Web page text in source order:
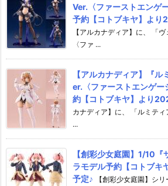
Ver.〈ファーストエンゲ
予約【コトブキヤ】より
【アルカナディア】に、 「
〈ファ ...
【アルカナディア】『
er.〈ファーストエンゲ
約【コトブキヤ】より
カナディア】に、 「ルミテ
...
【創彩少女庭園】1/10
ラモデル予約【コトブキ
予定♪
【創彩少女庭園】シ